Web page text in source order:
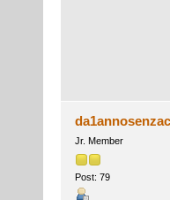
Jr. Member
Post: 79